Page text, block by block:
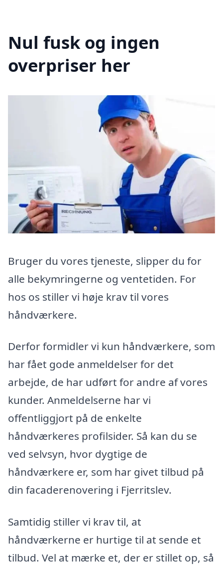
Nul fusk og ingen
overpriser her
Bruger du vores tjeneste, slipper du for
alle bekymringerne og ventetiden. For
hos os stiller vi høje krav til vores
håndværkere.
Derfor formidler vi kun håndværkere, som
har fået gode anmeldelser for det
arbejde, de har udført for andre af vores
kunder. Anmeldelserne har vi
offentliggjort på de enkelte
håndværkeres profilsider. Så kan du se
ved selvsyn, hvor dygtige de
håndværkere er, som har givet tilbud på
din facaderenovering i Fjerritslev.
Samtidig stiller vi krav til, at
håndværkerne er hurtige til at sende et
tilbud. Vel at mærke et, der er stillet op, så